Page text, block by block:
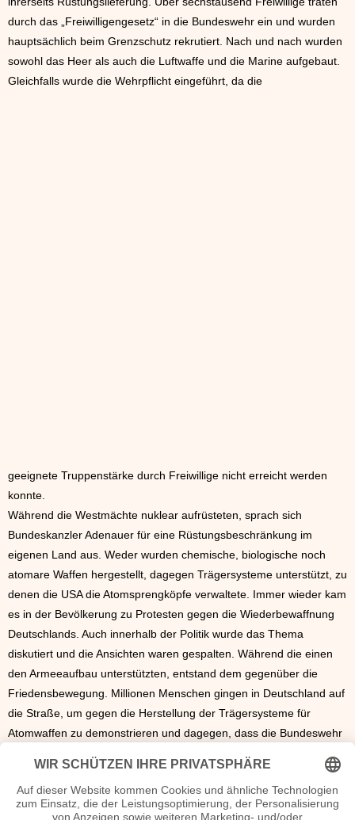
durch das „Freiwilligengesetz“ in die Bundeswehr ein und wurden
hauptsächlich beim Grenzschutz rekrutiert. Nach und nach wurden
sowohl das Heer als auch die Luftwaffe und die Marine aufgebaut.
Gleichfalls wurde die Wehrpflicht eingeführt, da die
geeignete Truppenstärke durch Freiwillige nicht erreicht werden
konnte.
Während die Westmächte nuklear aufrüsteten, sprach sich
Bundeskanzler Adenauer für eine Rüstungsbeschränkung im
eigenen Land aus. Weder wurden chemische, biologische noch
atomare Waffen hergestellt, dagegen Trägersysteme unterstützt, zu
denen die USA die Atomsprengköpfe verwaltete. Immer wieder kam
es in der Bevölkerung zu Protesten gegen die Wiederbewaffnung
Deutschlands. Auch innerhalb der Politik wurde das Thema
diskutiert und die Ansichten waren gespalten. Während die einen
den Armeeaufbau unterstützten, entstand dem gegenüber die
Friedensbewegung. Millionen Menschen gingen in Deutschland auf
die Straße, um gegen die Herstellung der Trägersysteme für
Atomwaffen zu demonstrieren und dagegen, dass die Bundeswehr
Abwurf von Nuklearwaffen ausgebildet, was mit der im
Grundgesetz festgelegten Abmachung einer reinen
Landesverteidigung nicht übereinstimmte.